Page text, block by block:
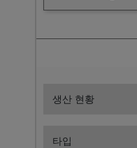
생산 현황
타입